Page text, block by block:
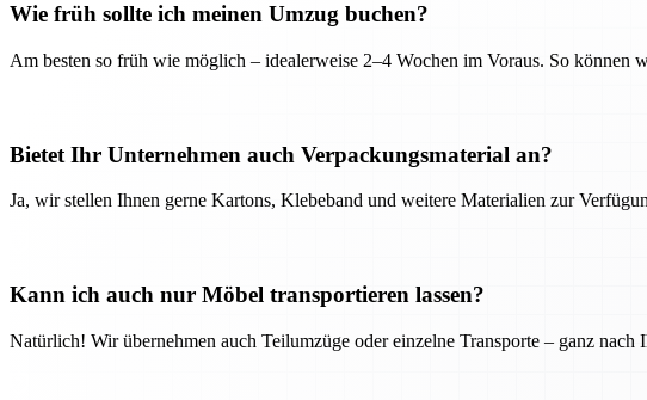
Wie früh sollte ich meinen Umzug buchen?
Am besten so früh wie möglich – idealerweise 2–4 Wochen im Voraus. So können
Bietet Ihr Unternehmen auch Verpackungsmaterial an?
Ja, wir stellen Ihnen gerne Kartons, Klebeband und weitere Materialien zur
Kann ich auch nur Möbel transportieren lassen?
Natürlich! Wir übernehmen auch Teilumzüge oder einzelne Transporte – ganz nach